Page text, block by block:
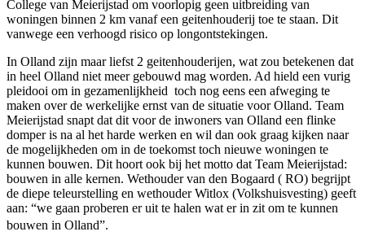
College van Meierijstad om voorlopig geen uitbreiding van
woningen binnen 2 km vanaf een geitenhouderij toe te staan. Dit
vanwege een verhoogd risico op longontstekingen.
In Olland zijn maar liefst 2 geitenhouderijen, wat zou betekenen dat
in heel Olland niet meer gebouwd mag worden. Ad hield een vurig
pleidooi om in gezamenlijkheid toch nog eens een afweging te
maken over de werkelijke ernst van de situatie voor Olland. Team
Meierijstad snapt dat dit voor de inwoners van Olland een flinke
domper is na al het harde werken en wil dan ook graag kijken naar
de mogelijkheden om in de toekomst toch nieuwe woningen te
kunnen bouwen. Dit hoort ook bij het motto dat Team Meierijstad:
bouwen in alle kernen. Wethouder van den Bogaard ( RO) begrijpt
de diepe teleurstelling en wethouder Witlox (Volkshuisvesting) geeft
aan: “we gaan proberen er uit te halen wat er in zit om te kunnen
bouwen in Olland”.